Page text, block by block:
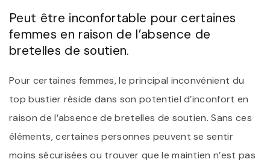
Peut être inconfortable pour certaines
femmes en raison de l’absence de
bretelles de soutien.
Pour certaines femmes, le principal inconvénient du
top bustier réside dans son potentiel d’inconfort en
raison de l’absence de bretelles de soutien. Sans ces
éléments, certaines personnes peuvent se sentir
moins sécurisées ou trouver que le maintien n’est pas